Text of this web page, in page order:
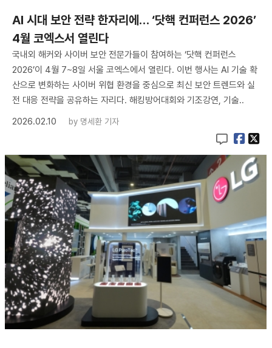
AI 시대 보안 전략 한자리에… ‘닷핵 컨퍼런스 2026’
4월 코엑스서 열린다
국내외 해커와 사이버 보안 전문가들이 참여하는 ‘닷핵 컨퍼런스
2026’이 4월 7~8일 서울 코엑스에서 열린다. 이번 행사는 AI 기술 확
산으로 변화하는 사이버 위협 환경을 중심으로 최신 보안 트렌드와 실
전 대응 전략을 공유하는 자리다. 해킹방어대회와 기조강연, 기술..
2026.02.10
by 명세환 기자